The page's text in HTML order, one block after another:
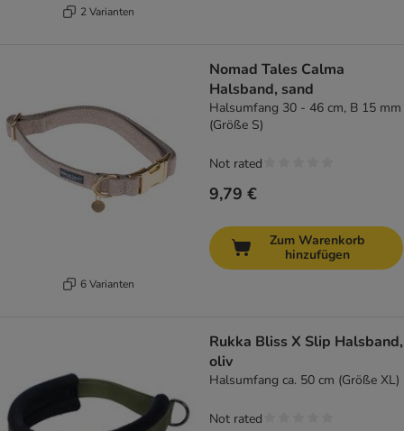
2 Varianten
6 Varianten
Nomad Tales Calma
Halsband, sand
Halsumfang 30 - 46 cm, B 15 mm
(Größe S)
9,79 €
Not rated
Zum Warenkorb
hinzufügen
Rukka Bliss X Slip Halsband,
oliv
Halsumfang ca. 50 cm (Größe XL)
Not rated